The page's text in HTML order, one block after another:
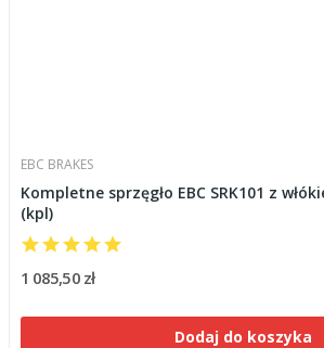
EBC BRAKES
Kompletne sprzęgło EBC SRK101 z
(kpl)
1 085,50 zł
Dodaj do koszyka